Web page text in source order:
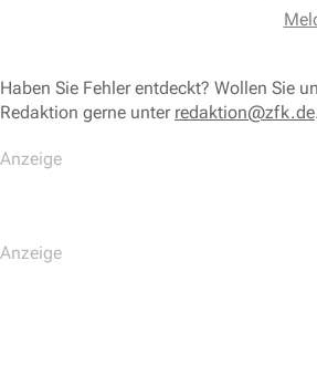
Haben Sie Fehler entdeckt? Wollen Sie
Redaktion gerne unter redaktion@zfk.de